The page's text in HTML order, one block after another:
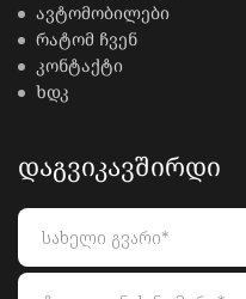
ავტომობილები
რატომ ჩვენ
კონტაქტი
ხდკ
ᲓᲐᲒᲕᲘᲙᲐᲕᲨᲘᲠᲓᲘ